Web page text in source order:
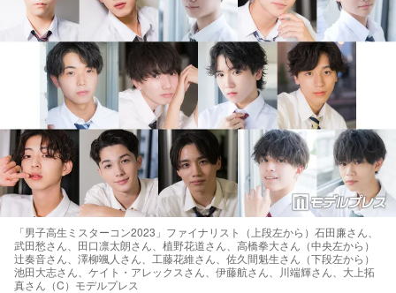
「男子高生ミスターコン2023」ファイナリスト（上段左から）石田廉さん、
武田愁さん、田口凛太朗さん、植野花道さん、高橋拳大さん（中央左から）
辻奏音さん、澤柳颯人さん、工藤花維さん、佐久間魁生さん（下段左から）
池田大志さん、ケイト・アレックスさん、伊藤航さん、川端輝さん、大上拓
真さん（C）モデルプレス